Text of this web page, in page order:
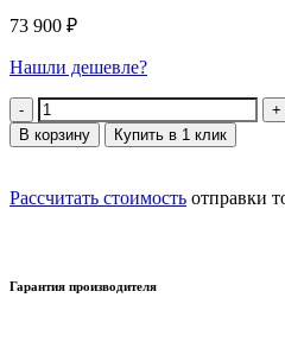
73 900 ₽
Нашли дешевле?
Количество
В корзину Купить в 1 клик
Рассчитать стоимость отправки
Гарантия производителя